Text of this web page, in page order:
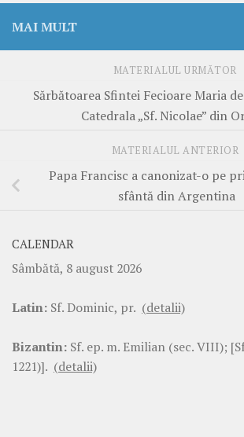
MAI MULT
MATERIALUL URMĂTOR
Sărbătoarea Sfintei Fecioare Maria
Catedrala „Sf. Nicolae” din
MATERIALUL ANTERIOR
Papa Francisc a canonizat-o pe
sfântă din Argentina
CALENDAR
Sâmbătă, 8 august 2026
Latin: Sf. Dominic, pr. (detalii)
Bizantin: Sf. ep. m. Emilian (sec. VIII);
1221)]. (detalii)